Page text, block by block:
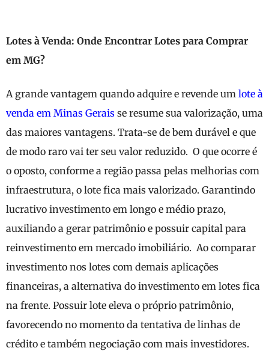
Lotes à Venda: Onde Encontrar Lotes para Comprar
em MG?
A grande vantagem quando adquire e revende um lote à
venda em Minas Gerais se resume sua valorização, uma
das maiores vantagens. Trata-se de bem durável e que
de modo raro vai ter seu valor reduzido. O que ocorre é
o oposto, conforme a região passa pelas melhorias com
infraestrutura, o lote fica mais valorizado. Garantindo
lucrativo investimento em longo e médio prazo,
auxiliando a gerar patrimônio e possuir capital para
reinvestimento em mercado imobiliário. Ao comparar
investimento nos lotes com demais aplicações
financeiras, a alternativa do investimento em lotes fica
na frente. Possuir lote eleva o próprio patrimônio,
favorecendo no momento da tentativa de linhas de
crédito e também negociação com mais investidores.